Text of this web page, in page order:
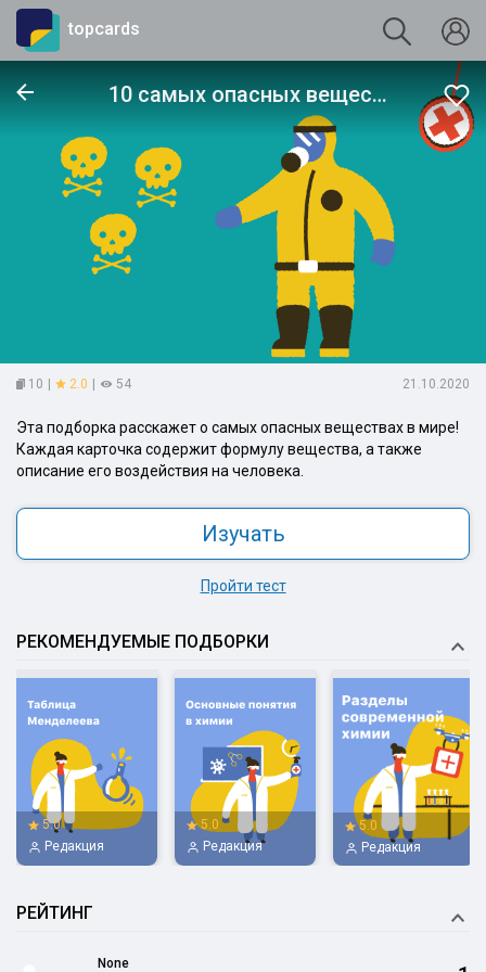
topcards
10 самых опасных веществ в мире
10 2.0 54 21.10.2020
Эта подборка расскажет о самых опасных веществах в мире!
Каждая карточка содержит формулу вещества, а также
описание его воздействия на человека.
Изучать
Пройти тест
РЕКОМЕНДУЕМЫЕ ПОДБОРКИ
5.0
Редакция
5.0
Редакция
5.0
Редакция
РЕЙТИНГ
None